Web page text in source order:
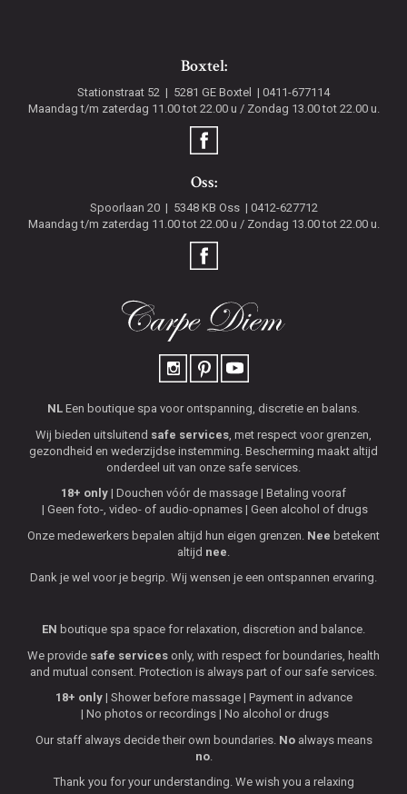
Boxtel:
Stationstraat 52 5281 GE Boxtel
0411-677114
Maandag t/m zaterdag 11.00 tot 22.00 u / Zondag 13.00 tot 22.00 u.
Oss:
Spoorlaan 20 5348 KB Oss
0412-627712
Maandag t/m zaterdag 11.00 tot 22.00 u / Zondag 13.00 tot 22.00 u.
NL Een boutique spa voor ontspanning, discretie en balans.
Wij bieden uitsluitend safe services , met respect voor grenzen,
gezondheid en wederzijdse instemming. Bescherming maakt altijd
onderdeel uit van onze safe services.
18+ only Douchen vóór de massage Betaling vooraf
Geen foto-, video- of audio-opnames Geen alcohol of drugs
Onze medewerkers bepalen altijd hun eigen grenzen. Nee betekent
altijd nee
Dank je wel voor je begrip. Wij wensen je een ontspannen ervaring.
EN boutique spa space for relaxation, discretion and balance.
We provide safe services only, with respect for boundaries, health
and mutual consent. Protection is always part of our safe services.
18+ only
Shower before massage
Payment in advance
No photos or recordings No alcohol or drugs
Our staff always decide their own boundaries. Noalways means
no.
Thank you for your understanding. We wish you a relaxing